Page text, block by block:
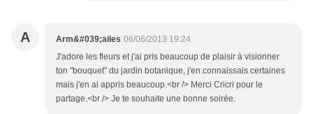
A Arm&#039;ailes 06/06/2013 19:24
J'adore les fleurs et j'ai pris beaucoup de plaisir à visionner
ton "bouquet" du jardin botanique, j'en connaissais certaines
mais j'en ai appris beaucoup.<br /> Merci Cricri pour le
partage.<br /> Je te souhaite une bonne soirée.